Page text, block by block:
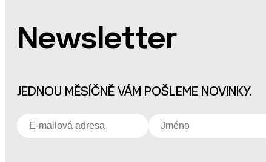
Newsletter
JEDNOU MĚSÍČNĚ VÁM POŠLEME NOVINKY.